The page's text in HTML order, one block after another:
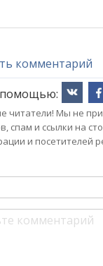
комментарий
помощью:
читатели! Мы не
спам и ссылки на
и посетителей